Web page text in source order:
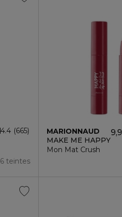
6 teintes
4.4 665
MARIONNAUD
MAKE ME HAPPY
Mon Mat Crush